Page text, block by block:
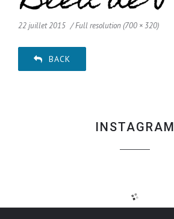
22 juillet 2015 Full resolution (700 × 320)
BACK
INSTAGRAM